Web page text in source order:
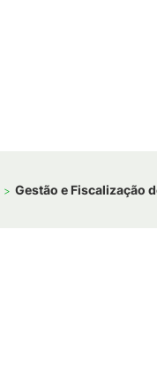
Gestão e Fiscalização